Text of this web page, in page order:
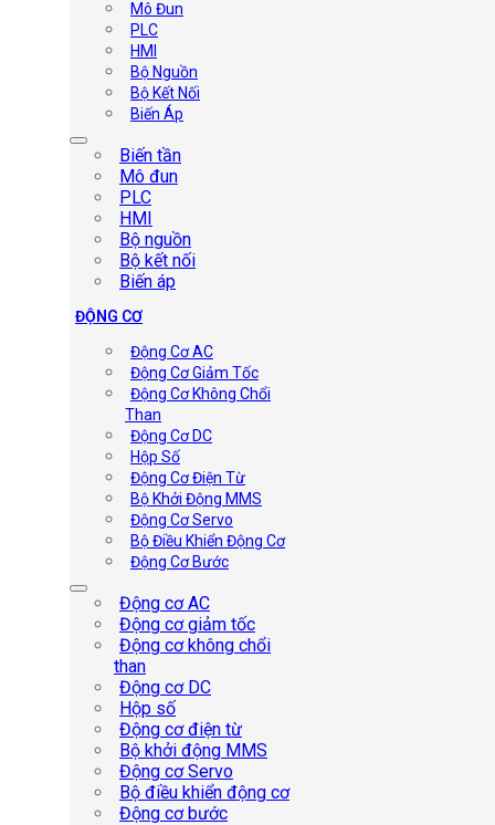
Mô Đun
PLC
HMI
Bộ Nguồn
Bộ Kết Nối
Biến Áp
Biến tần
Mô đun
PLC
HMI
Bộ nguồn
Bộ kết nối
Biến áp
ĐỘNG CƠ
Động Cơ AC
Động Cơ Giảm Tốc
Động Cơ Không Chổi
Than
Động Cơ DC
Hộp Số
Động Cơ Điện Từ
Bộ Khởi Động MMS
Động Cơ Servo
Bộ Điều Khiển Động Cơ
Động Cơ Bước
Động cơ AC
Động cơ giảm tốc
Động cơ không chổi
than
Động cơ DC
Hộp số
Động cơ điện từ
Bộ khởi động MMS
Động cơ Servo
Bộ điều khiển động cơ
Động cơ bước